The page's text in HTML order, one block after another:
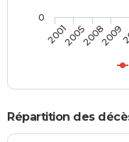
2001200520082009
0
Répartition des